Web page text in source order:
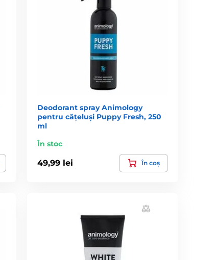
Deodorant spray Animology
pentru cățeluși Puppy Fresh, 250
ml
În stoc
49,99 lei În coș